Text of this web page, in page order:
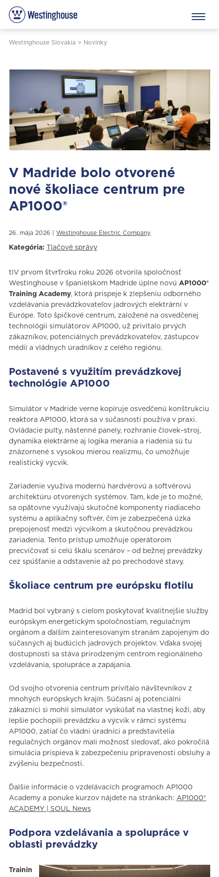
Westinghouse Slovakia > Novinky
V Madride bolo otvorené
nové školiace centrum pre
AP1000®
26. mája 2026 | Westinghouse Electric Company
Kategória: Tlačové správy
tlV prvom štvrťroku roku 2026 otvorila spoločnosť
Westinghouse v španielskom Madride úplne novú AP1000®
Training Academy, ktorá prispeje k zlepšeniu odborného
vzdelávania prevádzkovateľov jadrových elektrární v
Európe. Toto špičkové centrum, založené na osvedčenej
technológii simulátorov AP1000, už privítalo prvých
zákazníkov, potenciálnych prevádzkovateľov, zástupcov
médií a vládnych úradníkov z celého regiónu.
Postavené s využitím prevádzkovej
technológie AP1000
Simulátor v Madride verne kopíruje osvedčenú konštrukciu
reaktora AP1000, ktorá sa v súčasnosti používa v praxi.
Ovládacie pulty, nástenné panely, rozhranie človek–stroj,
dynamika elektrárne aj logika merania a riadenia sú tu
znázornené s vysokou mierou realizmu, čo umožňuje
realistický výcvik.
Zariadenie využíva modernú hardvérovú a softvérovú
architektúru otvorených systémov. Tam, kde je to možné,
sa opätovne využívajú skutočné komponenty riadiaceho
systému a aplikačný softvér, čím je zabezpečená úzka
prepojenosť medzi výcvikom a skutočnou prevádzkou
zariadenia. Tento prístup umožňuje operátorom
precvičovať si celú škálu scenárov – od bežnej prevádzky
cez spúšťanie a odstavenie až po prechodové stavy.
Školiace centrum pre európsku flotilu
Madrid bol vybraný s cieľom poskytovať kvalitnejšie služby
európskym energetickým spoločnostiam, regulačným
orgánom a ďalším zainteresovaným stranám zapojeným do
súčasných aj budúcich jadrových projektov. Vďaka svojej
dostupnosti sa stáva prirodzeným centrom regionálneho
vzdelávania, spolupráce a zapájania.
Od svojho otvorenia centrum privítalo návštevníkov z
mnohých európskych krajín. Súčasní aj potenciálni
zákazníci si mohli simulátor vyskúšať na vlastnej koži, aby
lepšie pochopili prevádzku a výcvik v rámci systému
AP1000, zatiaľ čo vládni úradníci a predstavitelia
regulačných orgánov mali možnosť sledovať, ako pokročilá
simulácia prispieva k zabezpečeniu pripravenosti obsluhy a
zvýšeniu bezpečnosti.
Ďalšie informácie o vzdelávacích programoch AP1000
Academy a ponuke kurzov nájdete na stránkach: AP1000®
ACADEMY | SOUL News
Podpora vzdelávania a spolupráce v
oblasti prevádzky
Trainin